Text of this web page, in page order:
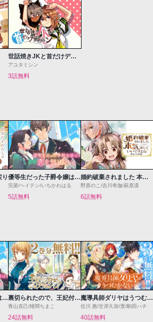
世話焼きJKと首だけデュラハン
アユタミシン
3話無料
り 優等生だった子爵令嬢は、恋を知りたい。 THE COMIC
完菜/ヘイテン/いちかわはる
5話無料
婚約破棄されました 本気出していいですよね THE COMIC
野原のこ/吉川奇伽/萩原凛
6話無料
優等生だった子爵令嬢は、恋を知りたい。 THE COMIC 裏切られたので、王妃付き侍女にジョブチェンジ！
青山克己/雉間ちまこ
24話無料
魔導具師ダリヤはうつむかない ～Dahliya Wilts No More～
住川 惠/甘岸久弥/景/駒田ハチ
40話無料